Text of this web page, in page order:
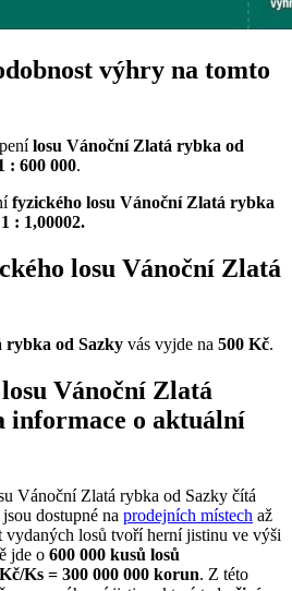
výhry na tomto
losu Vánoční Zlatá rybka od
: 600 000.
fyzického losu Vánoční Zlatá rybka
1 : 1,00002.
losu Vánoční Zlatá
rybka od Sazky vás vyjde na 500 Kč.
Vánoční Zlatá
informace o aktuální
Vánoční Zlatá rybka od Sazky čítá
dostupné na prodejních místech až
vydaných losů tvoří herní jistinu ve výši
jde o 600 000 kusů losů
Ks = 300 000 000 korun. Z této